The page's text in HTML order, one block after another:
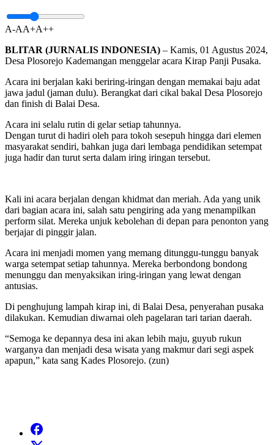
A-AA+A++
BLITAR (JURNALIS INDONESIA) – Kamis, 01 Agustus 2024,
Desa Plosorejo Kademangan menggelar acara Kirap Panji Pusaka.
Acara ini berjalan kaki beriring-iringan dengan memakai baju adat
jawa jadul (jaman dulu). Berangkat dari cikal bakal Desa Plosorejo
dan finish di Balai Desa.
Acara ini selalu rutin di gelar setiap tahunnya.
Dengan turut di hadiri oleh para tokoh sesepuh hingga dari elemen
masyarakat sendiri, bahkan juga dari lembaga pendidikan setempat
juga hadir dan turut serta dalam iring iringan tersebut.
Kali ini acara berjalan dengan khidmat dan meriah. Ada yang unik
dari bagian acara ini, salah satu pengiring ada yang menampilkan
perform silat. Mereka unjuk kebolehan di depan para penonton yang
berjajar di pinggir jalan.
Acara ini menjadi momen yang memang ditunggu-tunggu banyak
warga setempat setiap tahunnya. Mereka berbondong bondong
menunggu dan menyaksikan iring-iringan yang lewat dengan
antusias.
Di penghujung lampah kirap ini, di Balai Desa, penyerahan pusaka
dilakukan. Kemudian diwarnai oleh pagelaran tari tarian daerah.
“Semoga ke depannya desa ini akan lebih maju, guyub rukun
warganya dan menjadi desa wisata yang makmur dari segi aspek
apapun,” kata sang Kades Plosorejo. (zun)